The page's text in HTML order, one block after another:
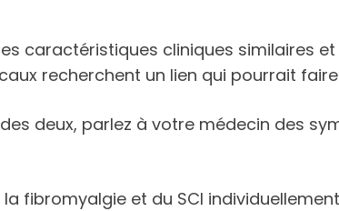
caractéristiques cliniques similaires
recherchent un lien qui pourrait
deux, parlez à votre médecin des
fibromyalgie et du SCI